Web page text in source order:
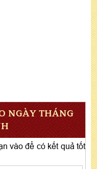
NGÀY THÁNG
vào để có kết quả tốt